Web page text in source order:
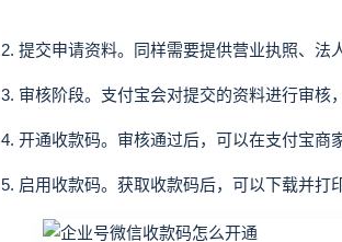
2. 提交申请资料。同样需要提供营业执照、法
3. 审核阶段。支付宝会对提交的资料进行审核
4. 开通收款码。审核通过后，可以在支付宝商
5. 启用收款码。获取收款码后，可以下载并打